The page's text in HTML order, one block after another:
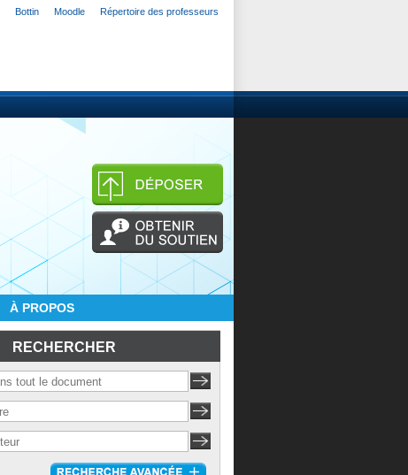
Bottin Moodle Répertoire des professeurs
À PROPOS
RECHERCHER